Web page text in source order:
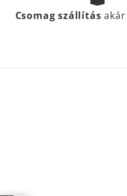
Csomag szállításakár